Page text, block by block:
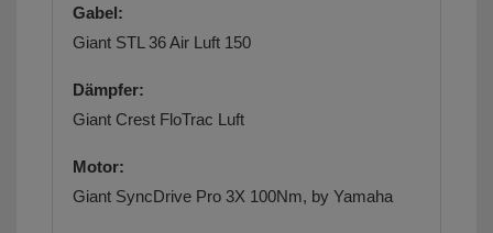
Gabel:
Giant STL 36 Air Luft 150
Dämpfer:
Giant Crest FloTrac Luft
Motor:
Giant SyncDrive Pro 3X 100Nm, by Yamaha